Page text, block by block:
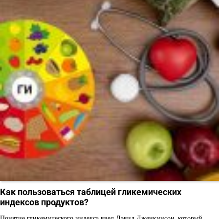
Как пользоваться таблицей гликемических
индексов продуктов?